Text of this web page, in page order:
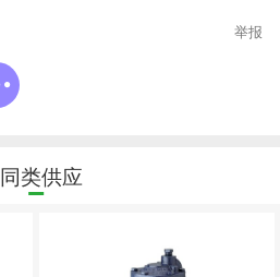
举报
同类供应